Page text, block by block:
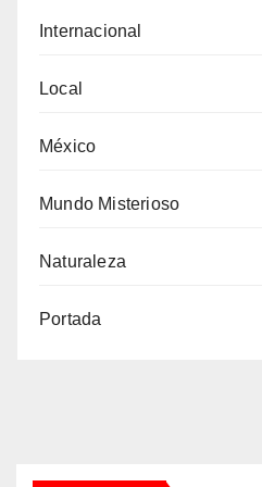
Internacional
Local
México
Mundo Misterioso
Naturaleza
Portada